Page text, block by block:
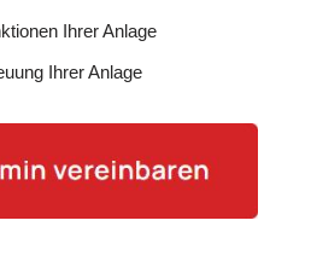
Ihrer Anlage
Ihrer Anlage